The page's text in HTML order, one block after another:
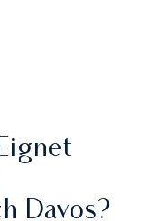
Davos?